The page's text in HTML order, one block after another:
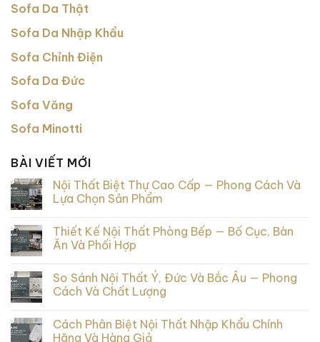
Sofa Da Thật
Sofa Da Nhập Khẩu
Sofa Chỉnh Điện
Sofa Da Đức
Sofa Văng
Sofa Minotti
BÀI VIẾT MỚI
Nội Thất Biệt Thự Cao Cấp — Phong Cách Và
Lựa Chọn Sản Phẩm
Thiết Kế Nội Thất Phòng Bếp — Bố Cục, Bàn
Ăn Và Phối Hợp
So Sánh Nội Thất Ý, Đức Và Bắc Âu — Phong
Cách Và Chất Lượng
Cách Phân Biệt Nội Thất Nhập Khẩu Chính
Hãng Và Hàng Giả